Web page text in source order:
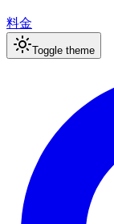
料金
Toggle theme